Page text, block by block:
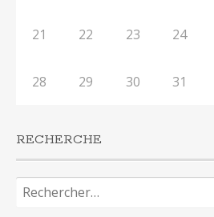
21 22 23 24
28 29 30 31
RECHERCHE
Rechercher :